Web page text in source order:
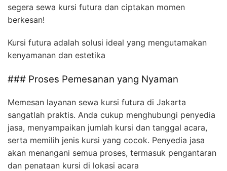
segera sewa kursi futura dan ciptakan momen
berkesan!
Kursi futura adalah solusi ideal yang mengutamakan
kenyamanan dan estetika
### Proses Pemesanan yang Nyaman
Memesan layanan sewa kursi futura di Jakarta
sangatlah praktis. Anda cukup menghubungi penyedia
jasa, menyampaikan jumlah kursi dan tanggal acara,
serta memilih jenis kursi yang cocok. Penyedia jasa
akan menangani semua proses, termasuk pengantaran
dan penataan kursi di lokasi acara